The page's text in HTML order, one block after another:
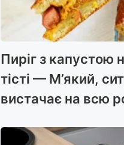
Пиріг з капустою
тісті — М’який,
вистачає на всю